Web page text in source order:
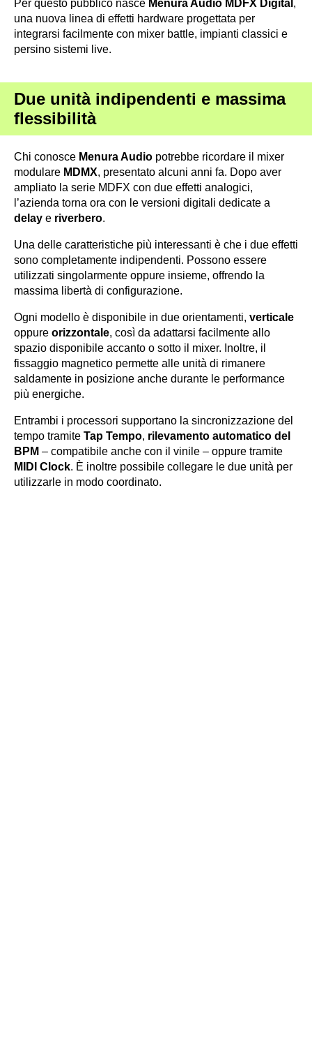
Per questo pubblico nasce Menura Audio MDFX Digital ,
una nuova linea di effetti hardware progettata per
integrarsi facilmente con mixer battle, impianti classici e
persino sistemi live.
Due unità indipendenti e massima
flessibilità
Chi conosce Menura Audio potrebbe ricordare il mixer
modulare MDMX, presentato alcuni anni fa. Dopo aver
ampliato la serie MDFX con due effetti analogici,
l’azienda torna ora con le versioni digitali dedicate a
delay e riverbero.
Una delle caratteristiche più interessanti è che i due effetti
sono completamente indipendenti. Possono essere
utilizzati singolarmente oppure insieme, offrendo la
massima libertà di configurazione.
Ogni modello è disponibile in due orientamenti, verticale
oppure orizzontale, così da adattarsi facilmente allo
spazio disponibile accanto o sotto il mixer. Inoltre, il
fissaggio magnetico permette alle unità di rimanere
saldamente in posizione anche durante le performance
più energiche.
Entrambi i processori supportano la sincronizzazione del
tempo tramite Tap Tempo, rilevamento automatico del
BPM – compatibile anche con il vinile – oppure tramite
MIDI Clock. È inoltre possibile collegare le due unità per
utilizzarle in modo coordinato.